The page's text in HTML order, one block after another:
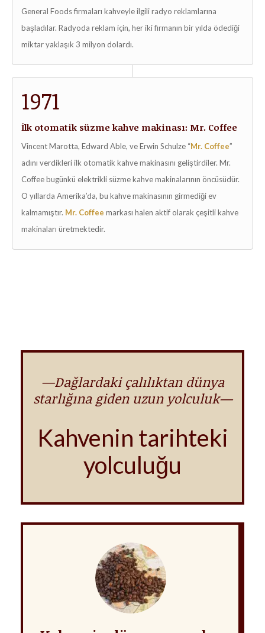
General Foods firmaları kahveyle ilgili radyo reklamlarına
başladılar. Radyoda reklam için, her iki firmanın bir yılda ödediği
miktar yaklaşık 3 milyon dolardı.
1971
İlk otomatik süzme kahve makinası: Mr. Coffee
Vincent Marotta, Edward Able, ve Erwin Schulze “Mr. Coffee”
adını verdikleri ilk otomatik kahve makinasını geliştirdiler. Mr.
Coffee bugünkü elektrikli süzme kahve makinalarının öncüsüdür.
O yıllarda Amerika’da, bu kahve makinasının girmediği ev
kalmamıştır. Mr. Coffee markası halen aktif olarak çeşitli kahve
makinaları üretmektedir.
—Dağlardaki çalılıktan dünya
starlığına giden uzun yolculuk—
Kahvenin tarihteki
yolculuğu